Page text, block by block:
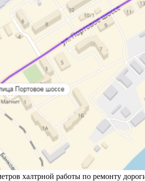
халтрной работы по ремонту